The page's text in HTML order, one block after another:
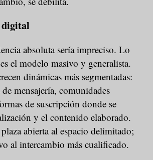
absoluta sería impreciso. Lo
el modelo masivo y generalista.
dinámicas más segmentadas:
mensajería, comunidades
de suscripción donde se
y el contenido elaborado.
abierta al espacio delimitado;
al intercambio más cualificado.